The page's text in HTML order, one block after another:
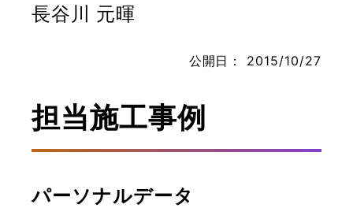
お問い合わせ
長谷川 元暉
公開日： 2015/10/27
担当施工事例
パーソナルデータ